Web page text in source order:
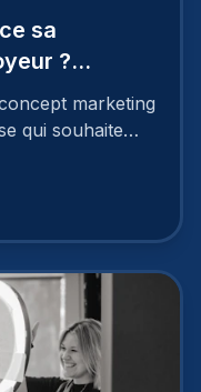
sa
?
marketing
qui souhaite
évidentes, ce
peut se faire en
d’actions.